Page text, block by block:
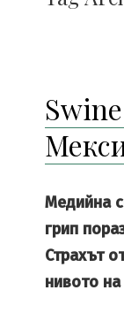
Медийна
грип
Страхът
нивото